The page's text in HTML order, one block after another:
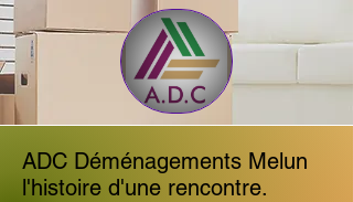
ADC Déménagements Melun
l'histoire d'une rencontre.